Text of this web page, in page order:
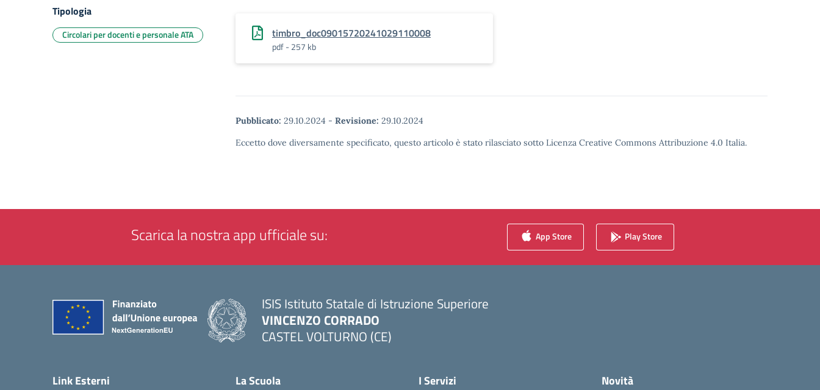
timbro_doc09015720241029110008
pdf - 257 kb
Pubblicato: 29.10.2024 - Revisione: 29.10.2024
Eccetto dove diversamente specificato, questo articolo è stato rilasciato sotto Licenza Creative Commons Attribuzione 4.0 Italia.
Tipologia
Circolari per docenti e personale ATA
Scarica la nostra app ufficiale su: App Store Play Store
ISIS Istituto Statale di Istruzione Superiore
VINCENZO CORRADO
CASTEL VOLTURNO (CE)
Link Esterni La Scuola I Servizi Novità